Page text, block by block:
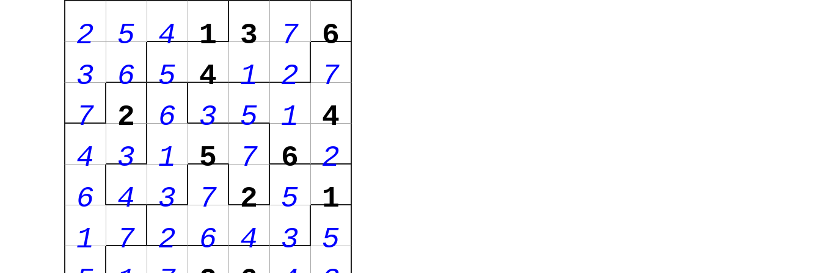
2 5 4 1 3 7
6
3
6 5 4 1 2
7
7
2 6 3 5 1
4
4
3 1 5 7 6
2
6
4 3 7 2 5
1
1
7 2 6 4 3
5